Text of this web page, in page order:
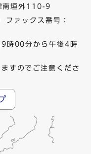
垣外110-9
ファックス番号：
時00分から午後4時
すのでご注意くださ